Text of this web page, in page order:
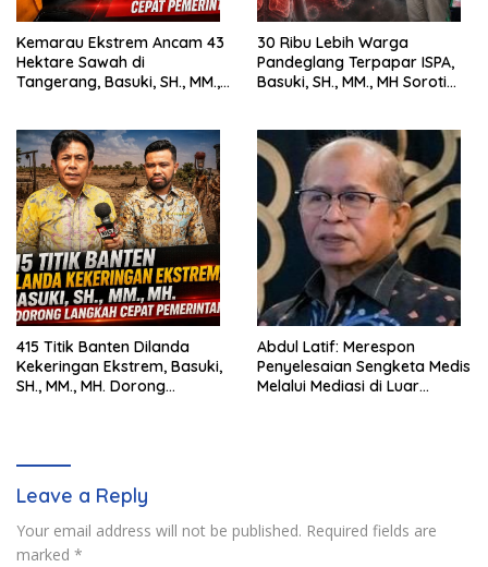
Kemarau Ekstrem Ancam 43
Hektare Sawah di
Tangerang, Basuki, SH., MM.,
30 Ribu Lebih Warga
Pandeglang Terpapar ISPA,
Basuki, SH., MM., MH Soroti
415 Titik Banten Dilanda
Kekeringan Ekstrem, Basuki,
SH., MM., MH. Dorong
Abdul Latif: Merespon
Penyelesaian Sengketa Medis
Melalui Mediasi di Luar
Leave a Reply
Your email address will not be published. Required fields are
marked *